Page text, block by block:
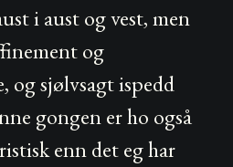
i aust og vest, men
og
og sjølvsagt ispedd
gongen er ho også
enn det eg har